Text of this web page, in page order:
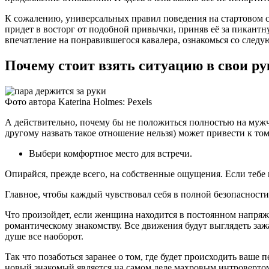
К сожалению, универсальных правил поведения на стартовом
придет в восторг от подобной привычки, приняв её за
впечатление на понравившегося кавалера, ознакомься со
Почему стоит взять ситуацию в свои
Фото автора Katerina Holmes: Pexels
А действительно, почему бы не положиться полностью на
другому назвать такое отношение нельзя) может привести к
Выбери комфортное место для встречи.
Опирайся, прежде всего, на собственные ощущения. Если
Главное, чтобы каждый чувствовал себя в полной
Что произойдет, если женщина находится в постоянном
романтическому знакомству. Все движения будут выглядеть
душе все наоборот.
Так что позаботься заранее о том, где будет происходить